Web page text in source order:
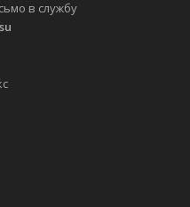
в службу